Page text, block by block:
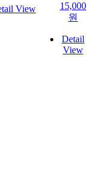
View
15,000
원
Detail
View